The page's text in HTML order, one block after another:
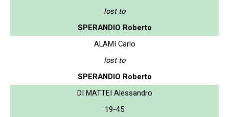
lost to
SPERANDIO Roberto
ALAMI Carlo
lost to
SPERANDIO Roberto
DI MATTEI Alessandro
19-45